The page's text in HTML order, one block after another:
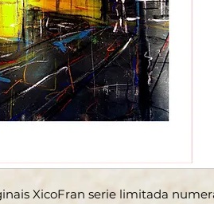
XicoFran serie limitada